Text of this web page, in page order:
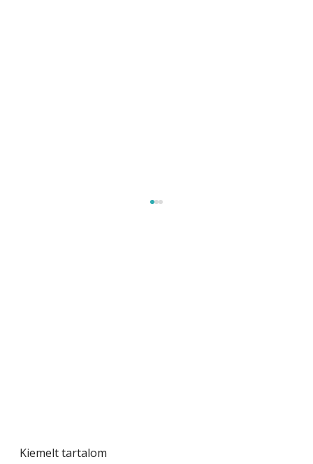
Kiemelt tartalom